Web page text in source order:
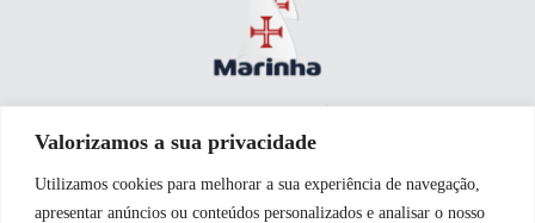
Valorizamos a sua privacidade
Utilizamos cookies para melhorar a sua experiência de navegação,
apresentar anúncios ou conteúdos personalizados e analisar o nosso